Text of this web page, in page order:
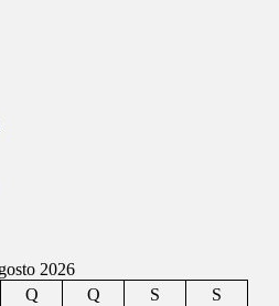
2026
Q Q S
S